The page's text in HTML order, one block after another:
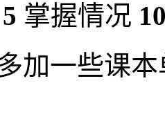
5 掌握情况
加一些课